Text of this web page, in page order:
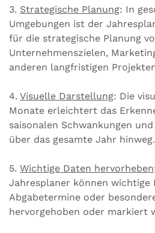
3. Strategische Planung: In
Umgebungen ist der
für die strategische Planung
Unternehmenszielen,
anderen langfristigen
4. Visuelle Darstellung: Die
Monate erleichtert das
saisonalen Schwankungen
über das gesamte Jahr hinweg.
5. Wichtige Daten hervorheben
Jahresplaner können wichtige
Abgabetermine oder
hervorgehoben oder markiert